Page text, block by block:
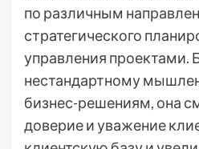
по различным
стратегического
управления проектами.
нестандартному
бизнес-решениям, она
доверие и уважение